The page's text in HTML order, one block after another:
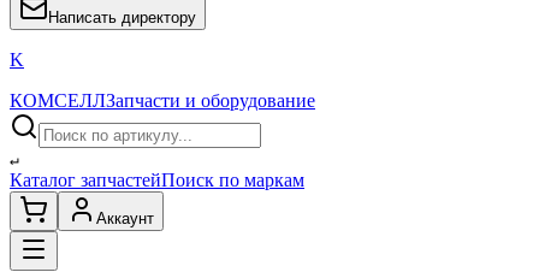
Написать директору
K
КОМСЕЛЛЗапчасти и оборудование
↵
Каталог запчастейПоиск по маркам
Аккаунт